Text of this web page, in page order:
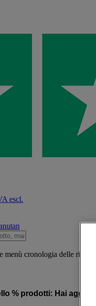
escl.
cronologia delle ricerche
% prodotti: Hai